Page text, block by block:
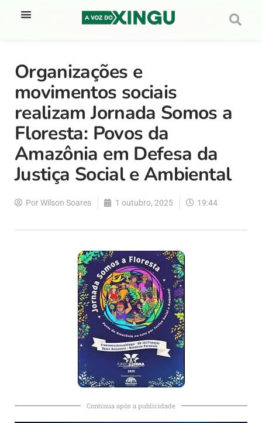
Organizações e
movimentos sociais
realizam Jornada Somos a
Floresta: Povos da
Amazônia em Defesa da
Justiça Social e Ambiental
PorWilson Soares 1 outubro, 2025 19:44
Continua após a publicidade